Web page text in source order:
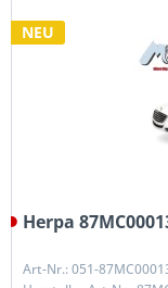
NEU
Herpa
Art-Nr.: 051-